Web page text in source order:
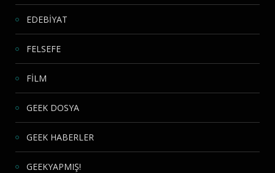
EDEBİYAT
FELSEFE
FİLM
GEEK DOSYA
GEEK HABERLER
GEEKYAPMIŞ!